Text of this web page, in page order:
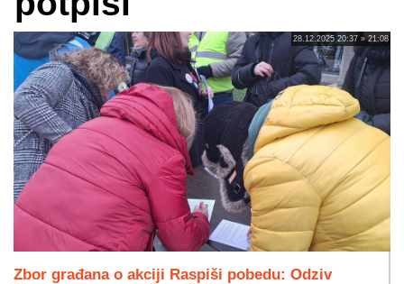
28.12.2025 20:37 » 21:08
Zbor građana o akciji Raspiši pobedu: Odziv